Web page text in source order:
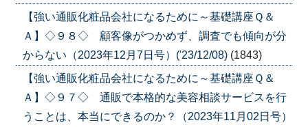
【強い通販化粧品会社になるために～基礎講座Ｑ＆
Ａ】◇９８◇ 顧客像がつかめず、調査でも傾向が分
からない（2023年12月7日号）('23/12/08) (1843)
【強い通販化粧品会社になるために～基礎講座Ｑ＆
Ａ】◇９７◇ 通販で本格的な美容相談サービスを行
うことは、本当にできるのか？（2023年11月02日号）